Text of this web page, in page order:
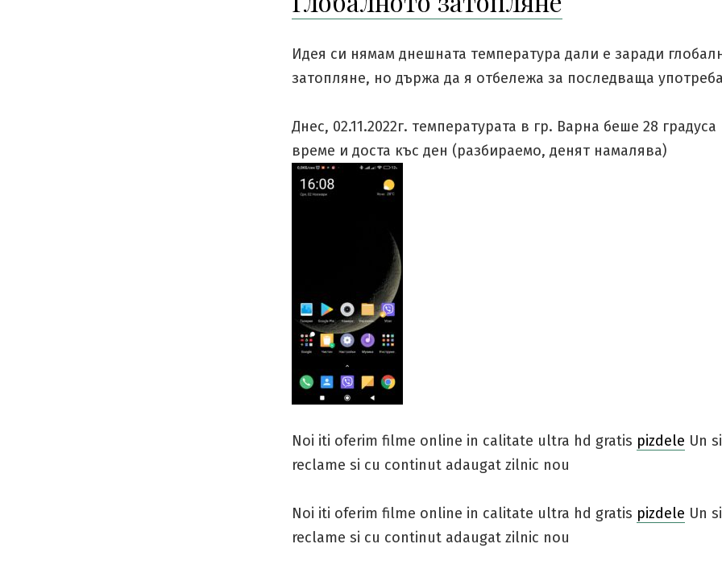
Идея си нямам днешната температура дали е заради
затопляне, но държа да я отбележа за последваща
Днес, 02.11.2022г. температурата в гр. Варна беше 28
време и доста къс ден (разбираемо, денят намалява)
Noi iti oferim filme online in calitate ultra hd gratis pizdele Un
reclame si cu continut adaugat zilnic nou
Noi iti oferim filme online in calitate ultra hd gratis pizdele Un
reclame si cu continut adaugat zilnic nou